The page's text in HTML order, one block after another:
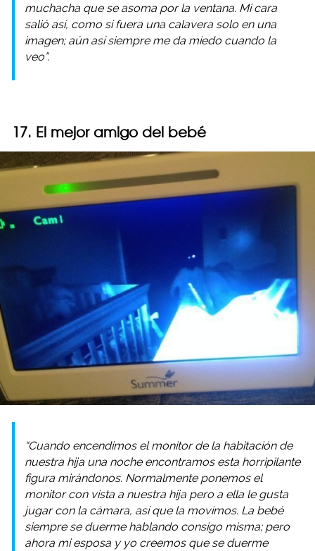
muchacha que se asoma por la ventana. Mi cara
salió así, como si fuera una calavera solo en una
imagen; aún así siempre me da miedo cuando la
veo”.
17. El mejor amigo del bebé
“Cuando encendimos el monitor de la habitación de
nuestra hija una noche encontramos esta horripilante
figura mirándonos. Normalmente ponemos el
monitor con vista a nuestra hija pero a ella le gusta
jugar con la cámara, así que la movimos. La bebé
siempre se duerme hablando consigo misma; pero
ahora mi esposa y yo creemos que se duerme